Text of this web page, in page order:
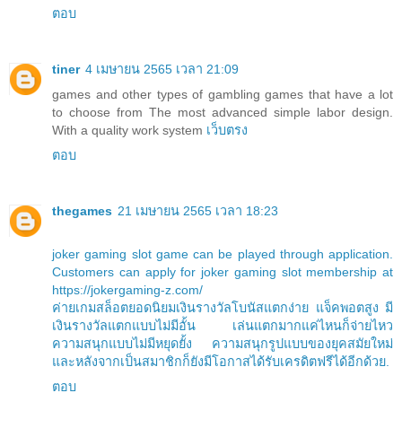
ตอบ
tiner 4 เมษายน 2565 เวลา 21:09
games and other types of gambling games that have a lot
to choose from The most advanced simple labor design.
With a quality work system เว็บตรง
ตอบ
thegames 21 เมษายน 2565 เวลา 18:23
joker gaming slot game can be played through application.
Customers can apply for joker gaming slot membership at
https://jokergaming-z.com/
ค่ายเกมสล็อตยอดนิยมเงินรางวัลโบนัสแตกง่าย แจ็คพอตสูง มี
เงินรางวัลแตกแบบไม่มีอั้น เล่นแตกมากแค่ไหนก็จ่ายไหว
ความสนุกแบบไม่มีหยุดยั้ง ความสนุกรูปแบบของยุคสมัยใหม่
และหลังจากเป็นสมาชิกก็ยังมีโอกาสได้รับเครดิตฟรีได้อีกด้วย.
ตอบ